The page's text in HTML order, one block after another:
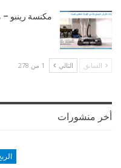
مكنسة رينبو –
السابق التالي 1 من 278
أخر منشورات